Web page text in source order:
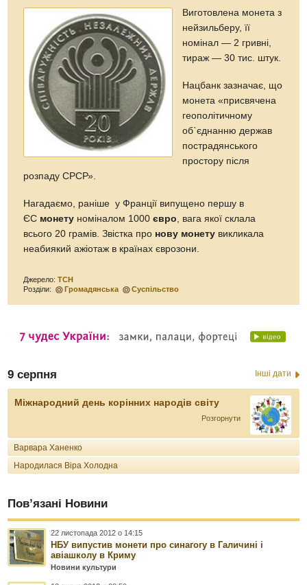
Виготовлена монета з
нейзильберу, її
номінал — 2 гривні,
тираж — 30 тис. штук.
Нацбанк зазначає, що
монета «присвячена
геополітичному
об`єднанню держав
пострадянського
простору після
розпаду СРСР».
Нагадаємо, раніше у Франції випущено першу в
ЄС монету номіналом 1000євро , вага якої склала
всього 20 грамів. Звістка про нову монету викликала
неабиякий ажіотаж в країнах єврозони.
Джерело:ТСН
Розділи:
Громадянська Суспільство
9 серпня Інші дати
Міжнародний день корінних народів світу
Розгорнути
Варвара Ханенко
Народилася Віра Холодна
Пов’язані Новини
22 листопада 2012 о 14:15
НБУ випустив монети про синагогу в Галичині і
авіашколу в Криму
Новини культури